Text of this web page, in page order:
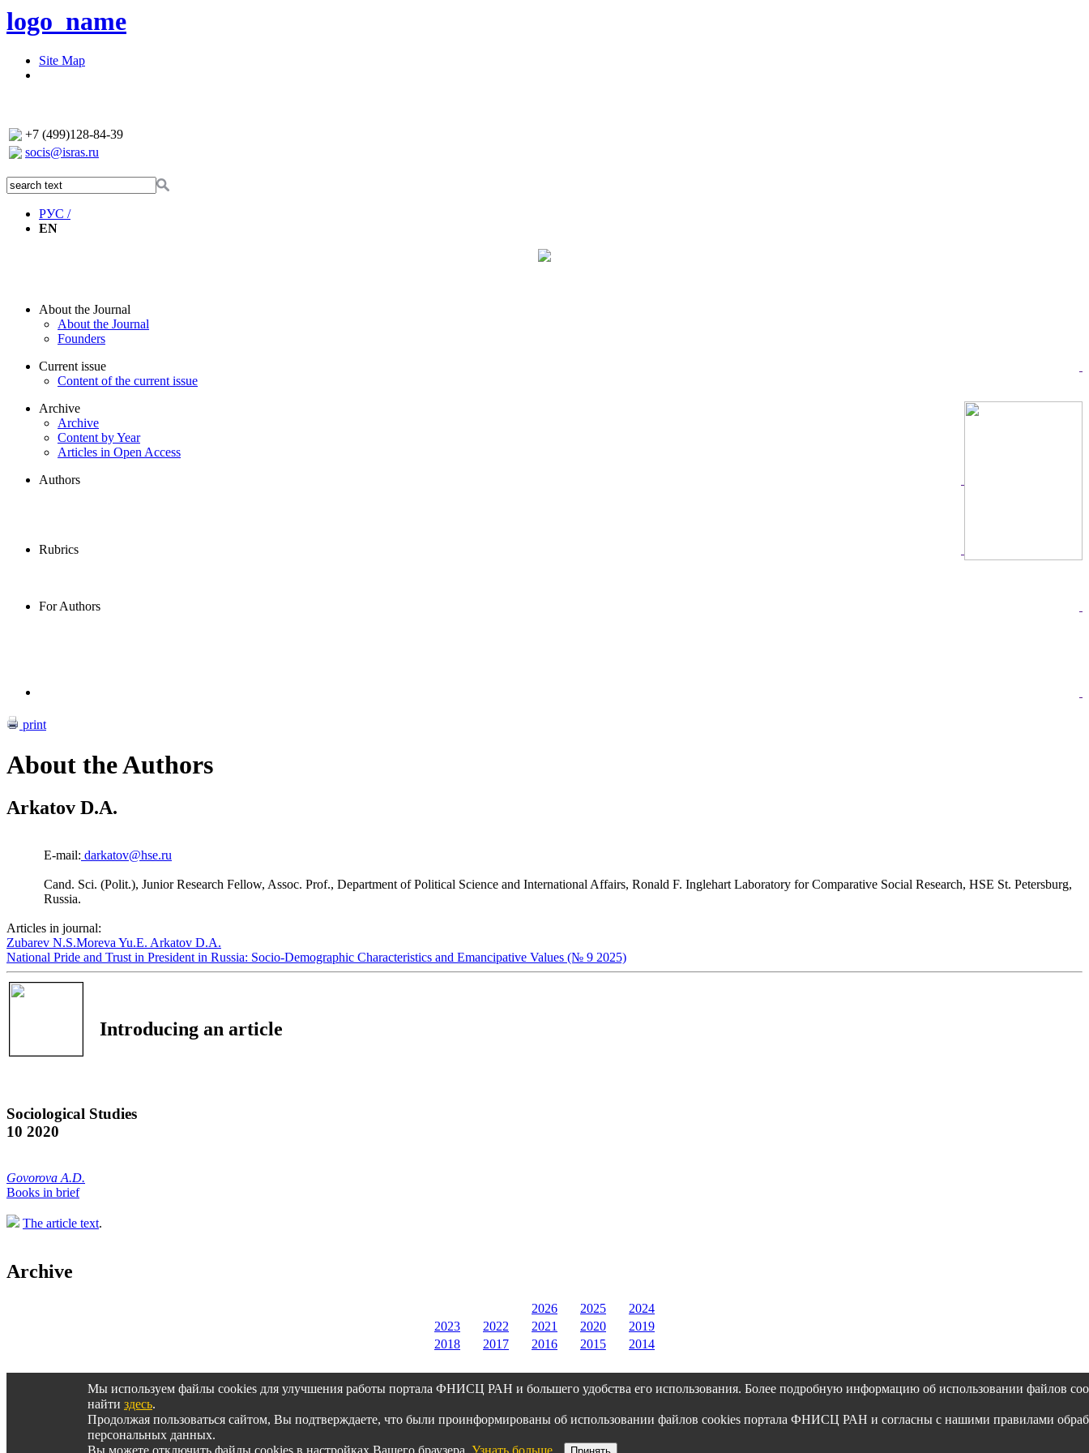
logo_name
Site Map
+7 (499)128-84-39
socis@isras.ru
РУС /
EN
About the Journal
About the Journal
Founders
Current issue
Content of the current issue
Archive
Archive
Content by Year
Articles in Open Access
Authors
Rubrics
For Authors
print
About the Authors
Arkatov D.A.
E-mail: darkatov@hse.ru
Cand. Sci. (Polit.), Junior Research Fellow, Assoc. Prof., Department of Political Science and International Affairs, Ronald F. Inglehart Laboratory for Comparative Social Research, HSE St. Petersburg,
Russia.
Articles in journal:
Zubarev N.S.Moreva Yu.E. Arkatov D.A.
National Pride and Trust in President in Russia: Socio-Demographic Characteristics and Emancipative Values (№ 9 2025)
Introducing an article
Sociological Studies
10 2020
Govorova A.D.
Books in brief
The article text.
Archive
2026 2025
2024
2023
2022 2021 2020
2019
2018
2017 2016 2015 2014
Архив журнала за 2014-2000 гг.
© SOCIS, 2015-2025
Мы используем файлы cookies для улучшения работы портала ФНИСЦ РАН и большего удобства его использования. Более подробную информацию об использовании файлов
найти здесь.
Продолжая пользоваться сайтом, Вы подтверждаете, что были проинформированы об использовании файлов cookies портала ФНИСЦ РАН и согласны с нашими правилами
персональных данных.
Вы можете отключить файлы cookies в настройках Вашего браузера. Узнать больше